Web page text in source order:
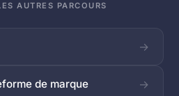
AUTRES PARCOURS
→
de marque →